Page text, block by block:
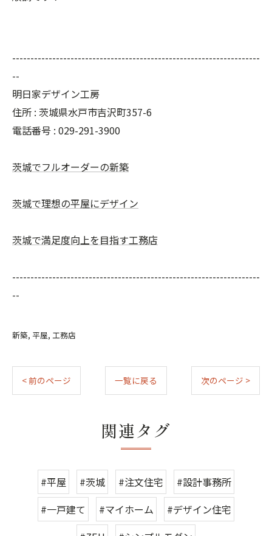
--------------------------------------------------------------------
--
明日家デザイン工房
住所 : 茨城県水戸市吉沢町357-6
電話番号 : 029-291-3900
茨城でフルオーダーの新築
茨城で理想の平屋にデザイン
茨城で満足度向上を目指す工務店
--------------------------------------------------------------------
--
新築 平屋 工務店
< 前のページ 一覧に戻る 次のページ >
関連タグ
#平屋 #茨城 #注文住宅
#設計事務所
#一戸建て
#マイホーム
#デザイン住宅